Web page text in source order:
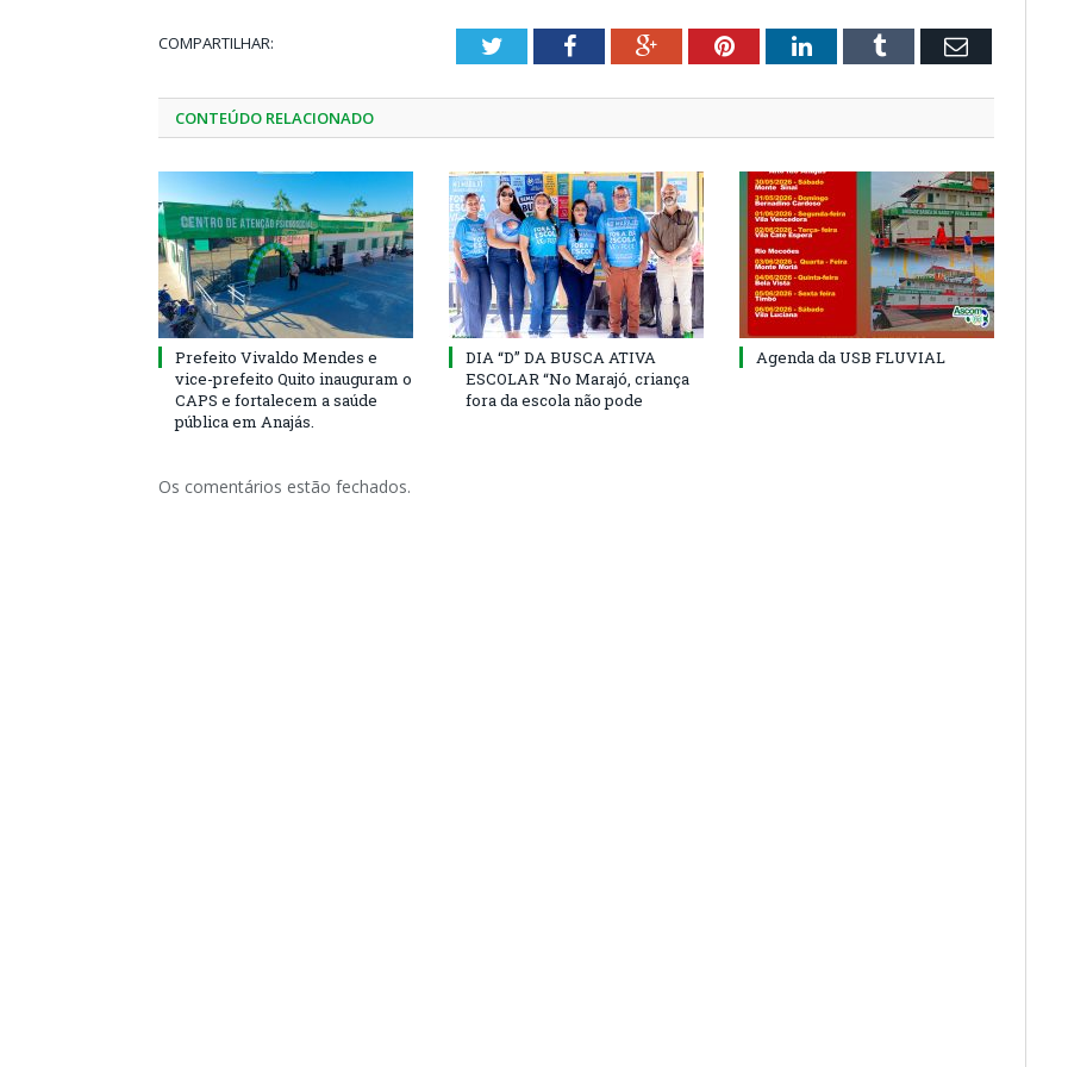
COMPARTILHAR: TwitterFacebookGoogle+PinterestLinkedInTumblr Email
CONTEÚDO RELACIONADO
Prefeito Vivaldo Mendes e
vice-prefeito Quito inauguram o
CAPS e fortalecem a saúde
pública em Anajás.
DIA “D” DA BUSCA ATIVA
ESCOLAR “No Marajó, criança
fora da escola não pode
Agenda da USB FLUVIAL
Os comentários estão fechados.